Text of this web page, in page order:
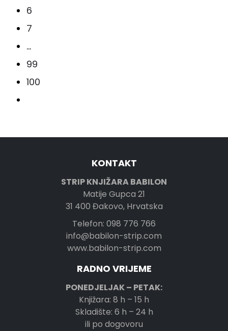
6
7
…
99
100
KONTAKT
STRIP KNJIŽARA BABILON
Matije Gupca 21
31 400 Đakovo, Hrvatska
Telefon: 098 776 766
info@babilon-strip.com
www.babilon-strip.com
RADNO VRIJEME
PONEDJELJAK – PETAK:
Knjižara: 8 h – 15 h
Skladište: 6 h – 24 h
ili po dogovoru